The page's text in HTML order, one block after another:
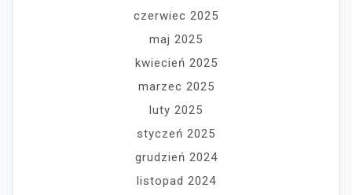
czerwiec 2025
maj 2025
kwiecień 2025
marzec 2025
luty 2025
styczeń 2025
grudzień 2024
listopad 2024